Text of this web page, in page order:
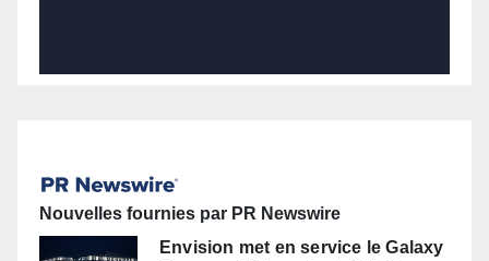
Nouvelles fournies par PR Newswire
Envision met en service le Galaxy